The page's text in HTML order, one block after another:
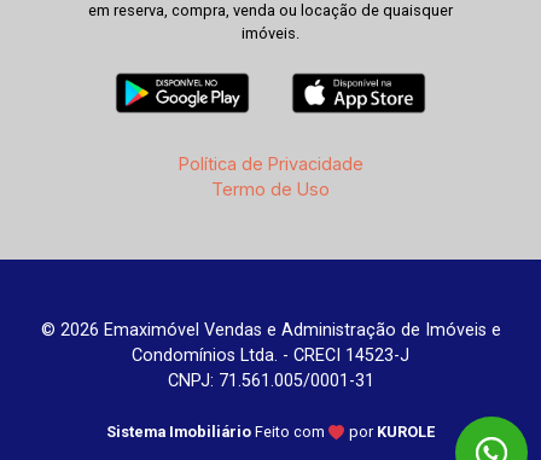
em reserva, compra, venda ou locação de quaisquer
imóveis.
Política de Privacidade
Termo de Uso
© 2026 Emaximóvel Vendas e Administração de Imóveis e
Condomínios Ltda. - CRECI 14523-J
CNPJ: 71.561.005/0001-31
Sistema Imobiliário Feito com por KUROLE